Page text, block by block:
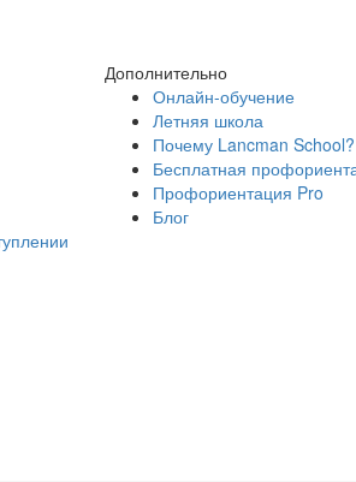
Дополнительно
Онлайн-обучение
Летняя школа
Почему Lancman School?
Бесплатная
Профориентация Pro
Блог